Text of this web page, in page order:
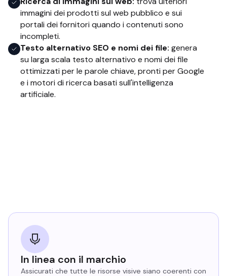
immagini dei prodotti sul web pubblico e sui
portali dei fornitori quando i contenuti sono
incompleti.
Testo alternativo SEO e nomi dei file: genera
su larga scala testo alternativo e nomi dei file
ottimizzati per le parole chiave, pronti per Google
e i motori di ricerca basati sull'intelligenza
artificiale.
In linea con il marchio
Assicurati che tutte le risorse visive siano coerenti con